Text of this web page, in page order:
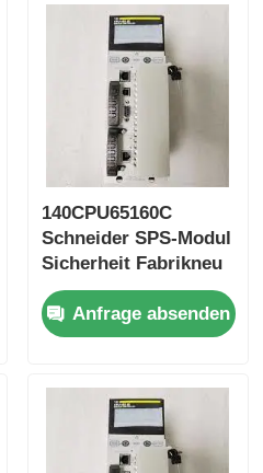
140CPU65160C
Schneider SPS-Modul
Sicherheit Fabrikneu
Schneller Versand per
DHL oder FedEx
Anfrage absenden